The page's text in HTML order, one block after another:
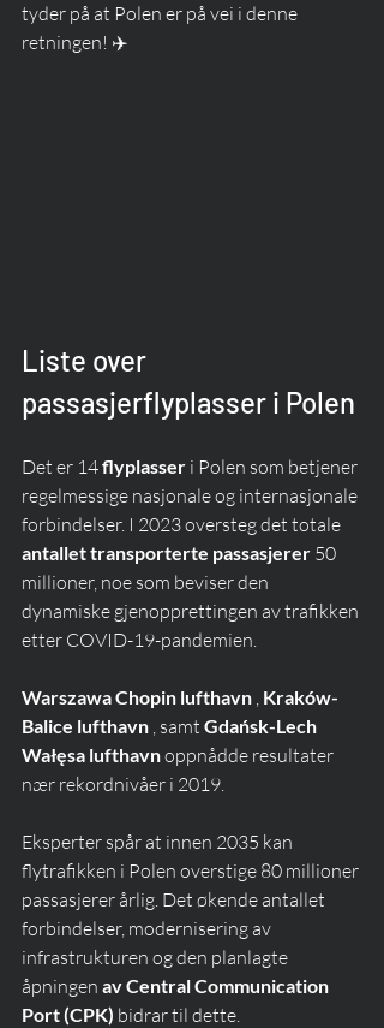
tyder på at Polen er på vei i denne
retningen! ✈️
Liste over
passasjerflyplasser i Polen
Det er 14 flyplasser i Polen som betjener
regelmessige nasjonale og internasjonale
forbindelser. I 2023 oversteg det totale
antallet transporterte passasjerer 50
millioner, noe som beviser den
dynamiske gjenopprettingen av trafikken
etter COVID-19-pandemien.
Warszawa Chopin lufthavn Kraków-
Balice lufthavn , samt Gdańsk-Lech
Wałęsa lufthavn oppnådde resultater
nær rekordnivåer i 2019.
Eksperter spår at innen 2035 kan
flytrafikken i Polen overstige 80 millioner
passasjerer årlig. Det økende antallet
forbindelser, modernisering av
infrastrukturen og den planlagte
åpningen av Central Communication
Port (CPK) bidrar til dette.